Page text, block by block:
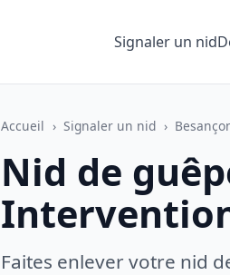
Signaler un nid
Accueil › Signaler un nid ›
Nid de
Faites enlever votre nid